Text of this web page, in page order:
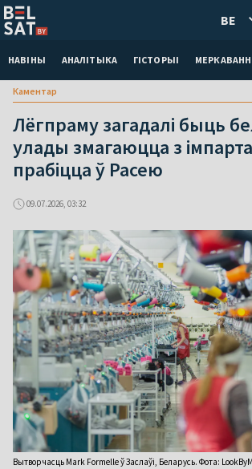
НАВІНЫ АНАЛІТЫКА ГІСТОРЫІ
BE
Каментар
Лёгпраму загадалі быць
улады змагаюцца з
прабіцца ў Расею
09.07.2026, 03:32
Вытворчасць Mark Formelle ў Заслаўі, Беларусь. Фота: